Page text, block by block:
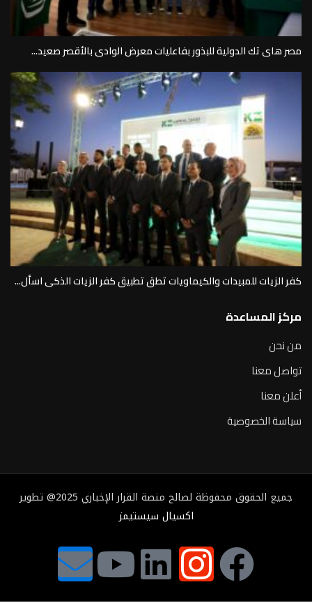
مصر هاى تك الدولية للبذور بفاعليات معرض الوادى بالأقصر صعيد...
كفر الزيات للمبيدات والكيماويات تطق تطبيق كفر الزيات الذكى اسأل...
مركز المساعدة
من نحن
تواصل معنا
أعلن معنا
سياسة الخصوصية
جميع الحقوق محفوظة لصالح منصة القرار الإخباري 2025@ تطوير
اكسيال سيستيمز